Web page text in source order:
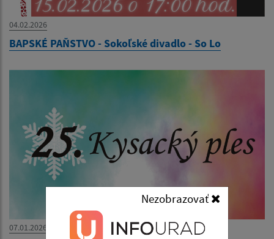
Nezobrazovať
04.02.2026
BAPSKÉ PAŇSTVO - Sokoľské divadlo - So Lo
07.01.2026